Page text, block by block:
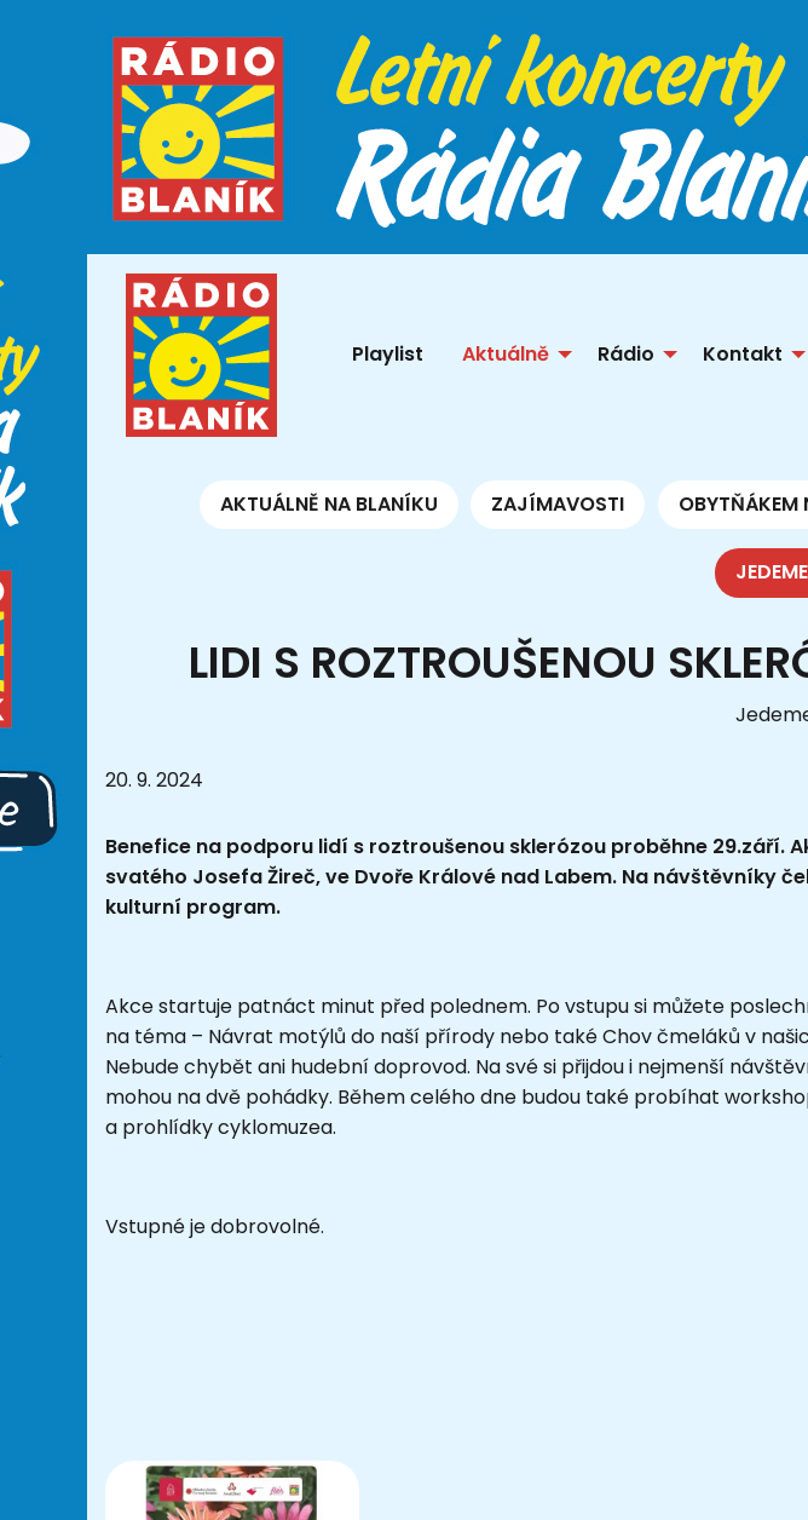
Playlist Aktuálně Rádio Kontakt
AKTUÁLNĚ NA BLANÍKU ZAJÍMAVOSTI OBYTŇÁKEM
LIDI S ROZTROUŠENOU
20. 9. 2024
Benefice na podporu lidí s roztroušenou sklerózou proběhne 29.září.
svatého Josefa Žireč, ve Dvoře Králové nad Labem. Na návštěvníky
kulturní program.
Akce startuje patnáct minut před polednem. Po vstupu si můžete
na téma – Návrat motýlů do naší přírody nebo také Chov čmeláků v
Nebude chybět ani hudební doprovod. Na své si přijdou i nejmenší
mohou na dvě pohádky. Během celého dne budou také probíhat
a prohlídky cyklomuzea.
Vstupné je dobrovolné.